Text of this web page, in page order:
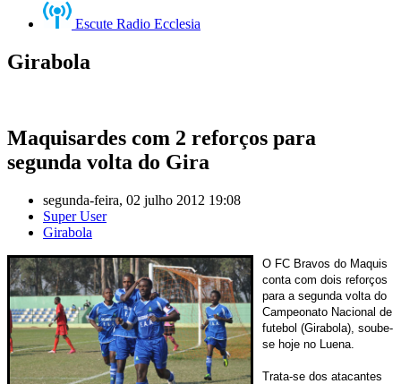
Escute Radio Ecclesia
Girabola
Maquisardes com 2 reforços para
segunda volta do Gira
segunda-feira, 02 julho 2012 19:08
Super User
Girabola
O FC Bravos do Maquis
conta com dois reforços
para a segunda volta do
Campeonato Nacional de
futebol (Girabola), soube-
se hoje no Luena.
Trata-se dos atacantes